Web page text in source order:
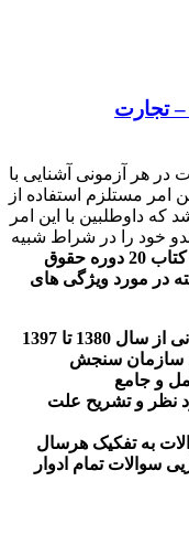
در هر آزمونی آشنایی با
مستلزم استفاده از
داوطلبین با این امر
خود را در شراط شبیه
جهت سهولت مراجعه به کتاب 20 دوره حقوق
در مورد ویژگی های
گرداوری 20 دوره سوالات حقوق مدنی از سال 1380 تا 1397
سازمان سنجش
و جامع
نظر و تشریح علت
به تفکیک هرسال
سوالات تمام ادوار